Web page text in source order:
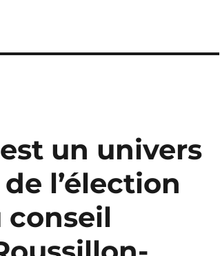
un univers
l’élection
conseil